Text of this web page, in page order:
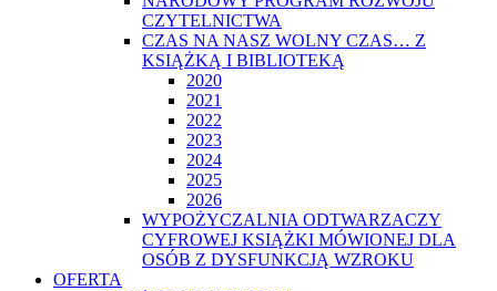
CZYTELNICTWA
CZAS NA NASZ WOLNY CZAS… Z
KSIĄŻKĄ I BIBLIOTEKĄ
2020
2021
2022
2023
2024
2025
2026
WYPOŻYCZALNIA ODTWARZACZY
CYFROWEJ KSIĄŻKI MÓWIONEJ DLA
OSÓB Z DYSFUNKCJĄ WZROKU
OFERTA